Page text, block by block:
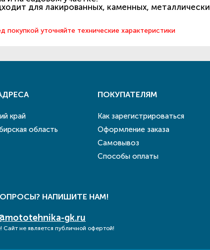
для лакированных, каменных,
покупкой уточняйте технические характеристики
край
область
ПОКУПАТЕЛЯМ
Как зарегистрироваться
Оформление заказа
Самовывоз
Способы оплаты
НАПИШИТЕ НАМ!
gk.ru
Сайт не является публичной офертой!